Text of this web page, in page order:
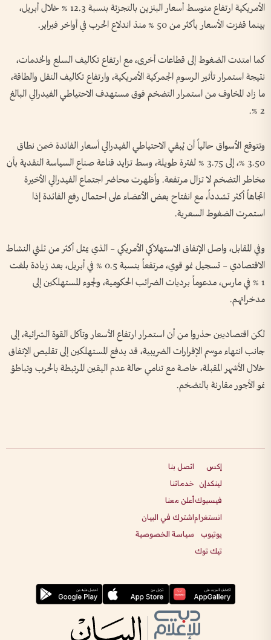
الأمريكية ارتفاع متوسط أسعار البنزين بالتجزئة بنسبة 12.3 % خلال أبريل،
بينما قفزت الأسعار بأكثر من 50 % منذ اندلاع الحرب في أواخر فبراير.
كما امتدت الضغوط إلى قطاعات أخرى، مع ارتفاع تكاليف السلع والخدمات،
نتيجة استمرار تأثير الرسوم الجمركية الأمريكية، وارتفاع تكاليف النقل والطاقة،
ما زاد المخاوف من استمرار التضخم فوق مستهدف الاحتياطي الفيدرالي البالغ
2 %.
وتتوقع الأسواق حالياً أن يُبقي الاحتياطي الفيدرالي أسعار الفائدة ضمن نطاق
3.50 %، إلى 3.75 % لفترة طويلة، وسط تزايد قناعة صناع السياسة النقدية بأن
مخاطر التضخم لا تزال مرتفعة. وأظهرت محاضر اجتماع الفيدرالي الأخيرة
اتجاهاً أكثر تشدداً، مع انفتاح بعض الأعضاء على احتمال رفع الفائدة إذا
استمرت الضغوط السعرية.
وفي المقابل، واصل الإنفاق الاستهلاكي الأمريكي – الذي يمثل أكثر من ثلثي النشاط
الاقتصادي – تسجيل نمو قوي، مرتفعاً بنسبة 0.5 % في أبريل، بعد زيادة بلغت
1 % في مارس، مدعوماً برديات الضرائب الحكومية، ولجوء المستهلكين إلى
مدخراتهم.
لكن اقتصاديين حذروا من أن استمرار ارتفاع الأسعار وتآكل القوة الشرائية، إلى
جانب انتهاء موسم الإقرارات الضريبية، قد يدفع المستهلكين إلى تقليص الإنفاق
خلال الأشهر المقبلة، خاصة مع تنامي حالة عدم اليقين المرتبطة بالحرب وتباطؤ
نمو الأجور مقارنة بالتضخم.
إكس
لينكدإن
فيسبوك
انستغرام
يوتيوب
تيك توك
اتصل بنا
خدماتنا
أعلن معنا
اشترك في البيان
سياسة الخصوصية